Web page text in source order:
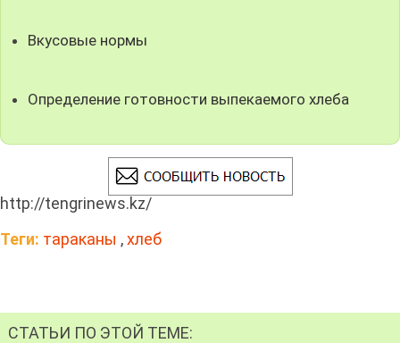
Вкусовые нормы
Определение готовности выпекаемого хлеба
http://tengrinews.kz/
Теги: тараканы ,хлеб
СТАТЬИ ПО ЭТОЙ ТЕМЕ: